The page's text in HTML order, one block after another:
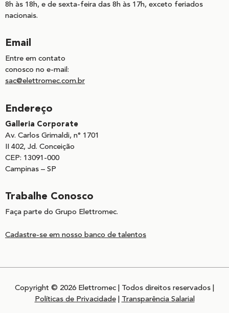
8h às 18h, e de sexta-feira das 8h às 17h, exceto feriados
nacionais.
Email
Entre em contato
conosco no e-mail:
sac@elettromec.com.br
Endereço
Galleria Corporate
Av. Carlos Grimaldi, n° 1701
II 402, Jd. Conceição
CEP: 13091-000
Campinas – SP
Trabalhe Conosco
Faça parte do Grupo Elettromec.
Cadastre-se em nosso banco de talentos
Copyright © 2026 Elettromec | Todos direitos reservados |
Políticas de Privacidade| Transparência Salarial